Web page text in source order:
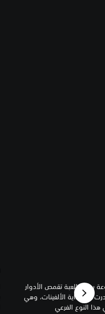
بعناية للعبة تقمص الأدوار
في بداية الألفينات، وهي
النوع الفرعي